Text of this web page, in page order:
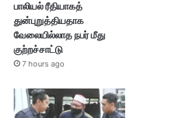
பாலியல் ரீதியாகத்
துன்புறுத்தியதாக
வேலையில்லாத நபர் மீது
குற்றச்சாட்டு
7 hours ago